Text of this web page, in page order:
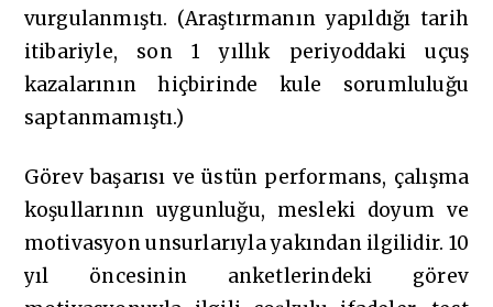
vurgulanmıştı. (Araştırmanın yapıldığı tarih
itibariyle, son 1 yıllık periyoddaki uçuş
kazalarının hiçbirinde kule sorumluluğu
saptanmamıştı.)
Görev başarısı ve üstün performans, çalışma
koşullarının uygunluğu, mesleki doyum ve
motivasyon unsurlarıyla yakından ilgilidir. 10
yıl öncesinin anketlerindeki görev